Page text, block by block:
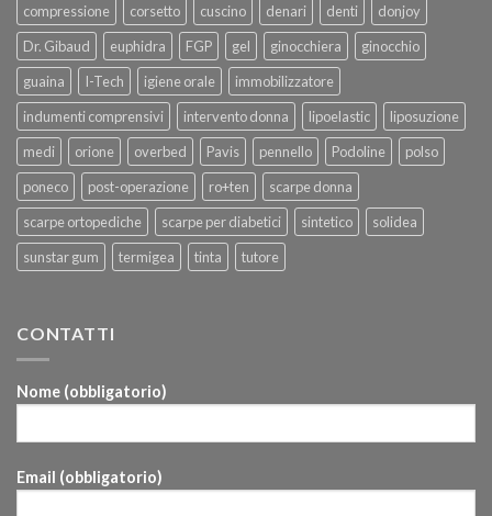
compressione
corsetto cuscino denari denti
donjoy
Dr. Gibaud
euphidra FGP gel ginocchiera
ginocchio
guaina
I-Tech igiene orale
immobilizzatore
indumenti comprensivi
intervento donna lipoelastic
liposuzione
medi
orione overbed Pavis pennello Podoline
polso
poneco
post-operazione ro+ten
scarpe donna
scarpe ortopediche
scarpe per diabetici sintetico
solidea
sunstar gum
termigea tinta tutore
CONTATTI
Nome (obbligatorio)
Email (obbligatorio)